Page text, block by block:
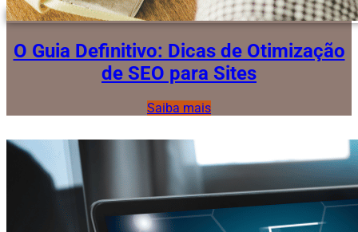
O Guia Definitivo: Dicas de Otimização
de SEO para Sites
Saiba mais